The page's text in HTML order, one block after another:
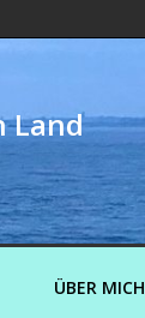
Land
ÜBER MICH